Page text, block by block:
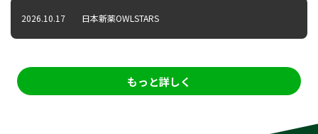
2026.10.17 日本新薬OWLSTARS
もっと詳しく